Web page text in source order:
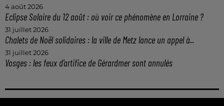
4 août 2026
Eclipse Solaire du 12 août : où voir ce phénomène en Lorraine ?
31 juillet 2026
Chalets de Noël solidaires : la ville de Metz lance un appel à...
31 juillet 2026
Vosges : les feux d’artifice de Gérardmer sont annulés